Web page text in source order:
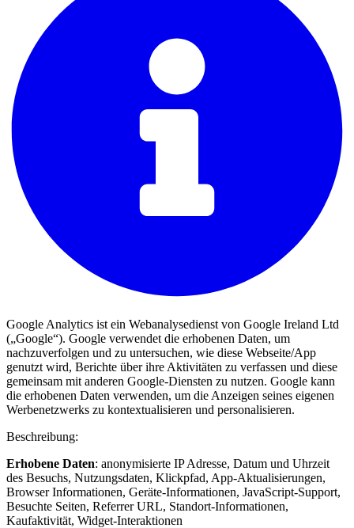
Google Analytics ist ein Webanalysedienst von Google Ireland Ltd
(„Google“). Google verwendet die erhobenen Daten, um
nachzuverfolgen und zu untersuchen, wie diese Webseite/App
genutzt wird, Berichte über ihre Aktivitäten zu verfassen und diese
gemeinsam mit anderen Google-Diensten zu nutzen. Google kann
die erhobenen Daten verwenden, um die Anzeigen seines eigenen
Werbenetzwerks zu kontextualisieren und personalisieren.
Beschreibung:
Erhobene Daten: anonymisierte IP Adresse, Datum und Uhrzeit
des Besuchs, Nutzungsdaten, Klickpfad, App-Aktualisierungen,
Browser Informationen, Geräte-Informationen, JavaScript-Support,
Besuchte Seiten, Referrer URL, Standort-Informationen,
Kaufaktivität, Widget-Interaktionen